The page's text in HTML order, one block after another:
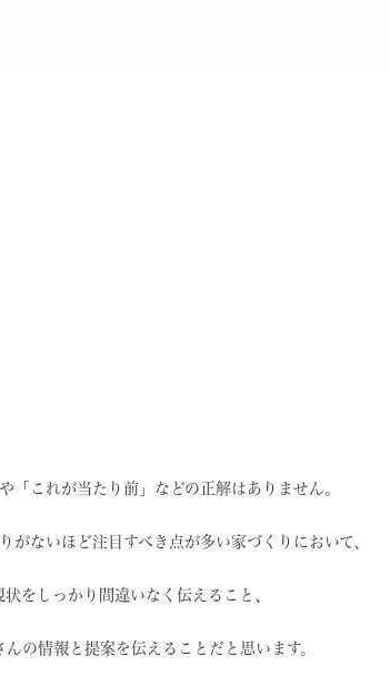
「これが当たり前」などの正解はありません。
がないほど注目すべき点が多い家づくりにおいて、
状を しっかり間違いなく伝えること、
んの情報と提案を伝えることだと思います。